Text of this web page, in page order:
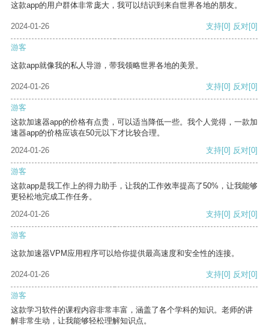
这款app的用户群体非常庞大，我可以结识到来自世界各地的朋友。
2024-01-26 支持[0] 反对[0]
游客
这款app就像我的私人导游，带我领略世界各地的美景。
2024-01-26 支持[0] 反对[0]
游客
这款加速器app的价格有点贵，可以适当降低一些。我个人觉得，一款加
速器app的价格应该在50元以下才比较合理。
2024-01-26
支持[0] 反对[0]
游客
这款app是我工作上的得力助手，让我的工作效率提高了50%，让我能够
更轻松地完成工作任务。
2024-01-26
支持[0] 反对[0]
游客
这款加速器VPM应用程序可以给你提供最高速度和安全性的连接。
2024-01-26 支持[0] 反对[0]
游客
这款学习软件的课程内容非常丰富，涵盖了各个学科的知识。老师的讲
解非常生动，让我能够轻松理解知识点。